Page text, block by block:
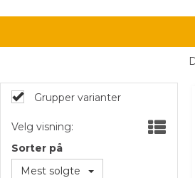
Grupper varianter
Velg visning:
Sorter på
Mest solgte